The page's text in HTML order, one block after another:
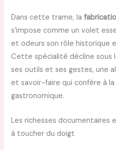
Dans cette trame, la
s’impose comme un volet
et odeurs son rôle historique
Cette spécialité décline sous
ses outils et ses gestes, une
et savoir-faire qui confère à la
gastronomique.
Les richesses documentaires
à toucher du doigt